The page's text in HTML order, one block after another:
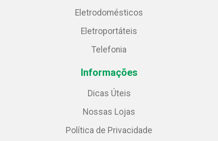
Eletrodomésticos
Eletroportáteis
Telefonia
Informações
Dicas Úteis
Nossas Lojas
Política de Privacidade